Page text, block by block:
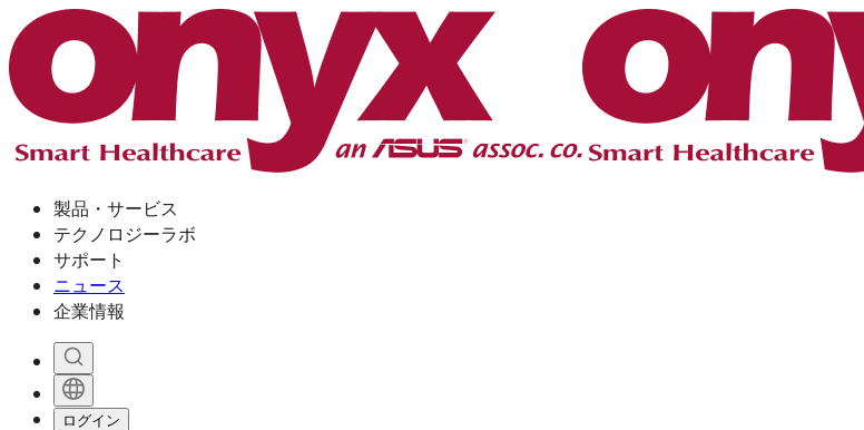
製品・サービス
テクノロジーラボ
サポート
ニュース
企業情報
ログイン